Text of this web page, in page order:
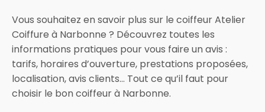
Vous souhaitez en savoir plus sur le coiffeur Atelier
Coiffure à Narbonne ? Découvrez toutes les
informations pratiques pour vous faire un avis :
tarifs, horaires d’ouverture, prestations proposées,
localisation, avis clients… Tout ce qu’il faut pour
choisir le bon coiffeur à Narbonne.